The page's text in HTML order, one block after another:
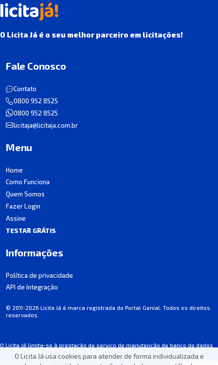
O Licita Já usa cookies para atender de forma individualizada e
O Licita Já é o seu melhor parceiro em licitações!
O Licita Já limita-se à prestação de serviço de manutenção de banco de dados
de licitações, não participando dos processos.
Algumas informações podem apresentar incorreções involuntárias. Consulte
Fale Conosco
Contato
0800 952 8525
0800 952 8525
licitaja@licitaja.com.br
Menu
Home
Como Funciona
Quem Somos
Fazer Login
Assine
TESTAR GRÁTIS
Informações
Política de privacidade
API de Integração
© 2011-2026 Licita Já é marca registrada do Portal Genial. Todos os direitos
reservados.